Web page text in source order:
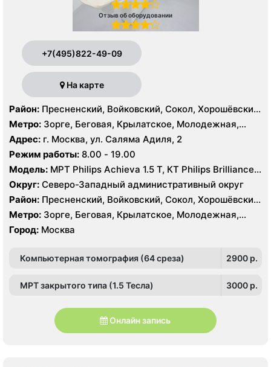
Отзыв об оборудовании
+7(495)822-49-09
На карте
Район: Пресненский, Войковский, Сокол, Хорошёвский,
Крылатское, Кунцево, Филёвский Парк, Северное
Тушино, Строгино, Хорошёво-Мнёвники, Щукино,
Южное Тушино
Метро: Зорге, Беговая, Крылатское, Молодежная,
Октябрьское поле, Панфиловская, Полежаевская,
Хорошево, Хорошевская, ЦСКА, Щукинская, Мнёвники,
Народное Ополчение
Адрес: г. Москва, ул. Саляма Адиля, 2
Режим работы: 8.00 - 19.00
Модель: МРТ Philips Achieva 1.5 T, КТ Philips Brilliance
64 среза, УЗИ GE Voluson E8, ESAOTE MYLAB TWICE
Округ: Северо-Западный административный округ
Район: Пресненский, Войковский, Сокол, Хорошёвский,
Крылатское, Кунцево, Филёвский Парк, Северное
Тушино, Строгино, Хорошёво-Мнёвники, Щукино,
Южное Тушино
Метро: Зорге, Беговая, Крылатское, Молодежная,
Октябрьское поле, Панфиловская, Полежаевская,
Хорошево, Хорошевская, ЦСКА, Щукинская, Мнёвники,
Город: Москва
Компьютерная томография (64 среза) 2900 p.
МРТ закрытого типа (1.5 Тесла) 3000 p.
Онлайн запись